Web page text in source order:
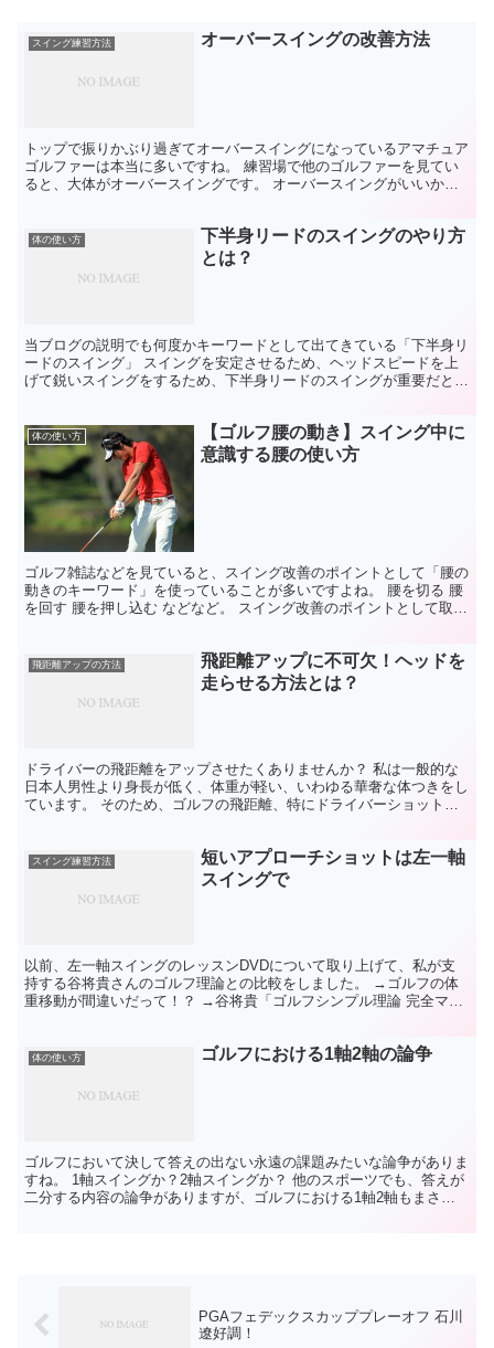
スイング練習方法 オーバースイングの改善方法
トップで振りかぶり過ぎてオーバースイングになっているアマチュア
ゴルファーは本当に多いですね。 練習場で他のゴルファーを見てい
ると、大体がオーバースイングです。 オーバースイングがいいか悪
体の使い方
下半身リードのスイングのやり方
とは？
当ブログの説明でも何度かキーワードとして出てきている「下半身リ
ードのスイング」 スイングを安定させるため、ヘッドスピードを上
げて鋭いスイングをするため、下半身リードのスイングが重要だと説
体の使い方
【ゴルフ腰の動き】スイング中に
意識する腰の使い方
ゴルフ雑誌などを見ていると、スイング改善のポイントとして「腰の
動きのキーワード」を使っていることが多いですよね。 腰を切る 腰
を回す 腰を押し込む などなど。 スイング改善のポイントとして取り
飛距離アップの方法
飛距離アップに不可欠！ヘッドを
走らせる方法とは？
ドライバーの飛距離をアップさせたくありませんか？ 私は一般的な
日本人男性より身長が低く、体重が軽い、いわゆる華奢な体つきをし
ています。 そのため、ゴルフの飛距離、特にドライバーショットの
スイング練習方法
短いアプローチショットは左一軸
スイングで
以前、左一軸スイングのレッスンDVDについて取り上げて、私が支
持する谷将貴さんのゴルフ理論との比較をしました。 →ゴルフの体
重移動が間違いだって！？ →谷将貴「ゴルフシンプル理論 完全マス
体の使い方 ゴルフにおける1軸2軸の論争
ゴルフにおいて決して答えの出ない永遠の課題みたいな論争がありま
すね。 1軸スイングか？2軸スイングか？ 他のスポーツでも、答えが
二分する内容の論争がありますが、ゴルフにおける1軸2軸もまさに
PGAフェデックスカッププレーオフ 石川
遼好調！